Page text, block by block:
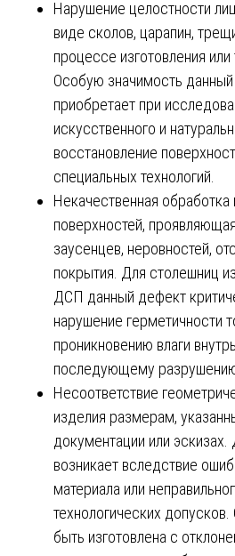
Нарушение целостности
виде сколов, царапин,
процессе изготовления или
Особую значимость
приобретает при
искусственного и
восстановление
специальных технологий.
Некачественная
поверхностей,
заусенцев, неровностей,
покрытия. Для столешниц
ДСП данный дефект
нарушение герметичности
проникновению влаги
последующему
Несоответствие
изделия размерам,
документации или
возникает вследствие
материала или
технологических
быть изготовлена с